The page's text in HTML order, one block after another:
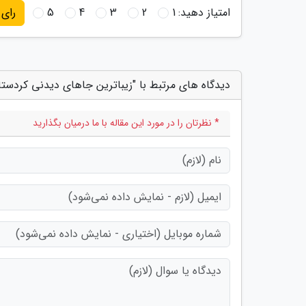
امتیاز دهید:1
2
3
4
5 رای
دیدگاه های مرتبط با "زیباترین جاهای دیدنی
* نظرتان را در مورد این مقاله با ما درمیان بگذارید